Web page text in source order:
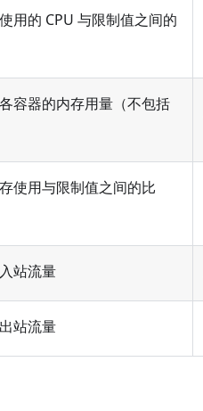
用的 CPU 与限制值之间的
容器的内存用量（不包括
使用与限制值之间的比
站流量
站流量